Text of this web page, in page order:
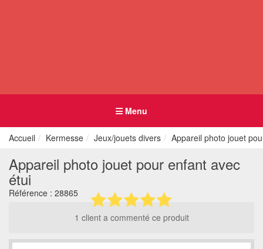
Menu
Accueil Kermesse Jeux/jouets divers Appareil photo jouet
Appareil photo jouet pour enfant avec
étui
Référence : 28865
1 client a commenté ce produit